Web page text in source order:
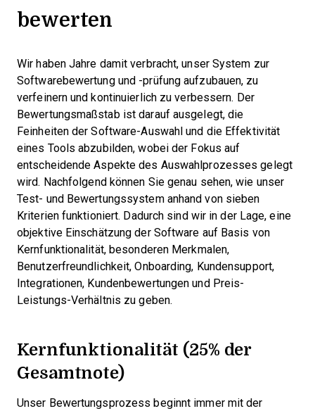
bewerten
Wir haben Jahre damit verbracht, unser System zur
Softwarebewertung und -prüfung aufzubauen, zu
verfeinern und kontinuierlich zu verbessern. Der
Bewertungsmaßstab ist darauf ausgelegt, die
Feinheiten der Software-Auswahl und die Effektivität
eines Tools abzubilden, wobei der Fokus auf
entscheidende Aspekte des Auswahlprozesses gelegt
wird. Nachfolgend können Sie genau sehen, wie unser
Test- und Bewertungssystem anhand von sieben
Kriterien funktioniert. Dadurch sind wir in der Lage, eine
objektive Einschätzung der Software auf Basis von
Kernfunktionalität, besonderen Merkmalen,
Benutzerfreundlichkeit, Onboarding, Kundensupport,
Integrationen, Kundenbewertungen und Preis-
Leistungs-Verhältnis zu geben.
Kernfunktionalität (25% der
Gesamtnote)
Unser Bewertungsprozess beginnt immer mit der